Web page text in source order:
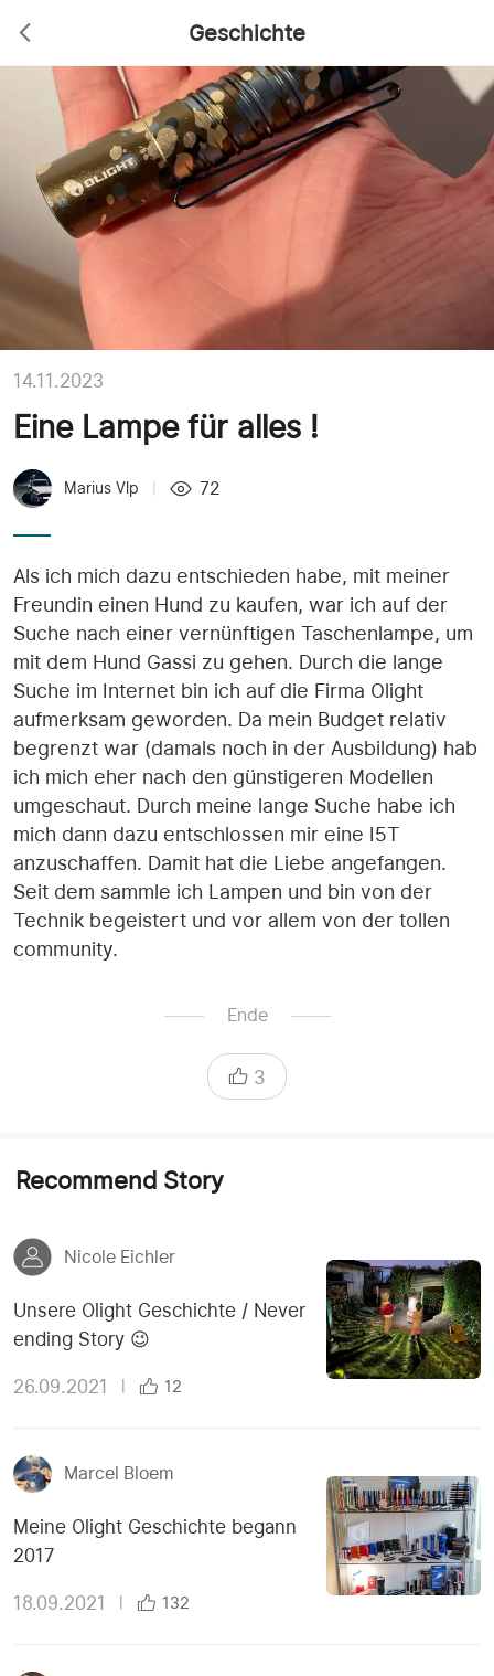
Geschichte
14.11.2023
Eine Lampe für alles !
Marius Vlp 72
Als ich mich dazu entschieden habe, mit meiner
Freundin einen Hund zu kaufen, war ich auf der
Suche nach einer vernünftigen Taschenlampe, um
mit dem Hund Gassi zu gehen. Durch die lange
Suche im Internet bin ich auf die Firma Olight
aufmerksam geworden. Da mein Budget relativ
begrenzt war (damals noch in der Ausbildung) hab
ich mich eher nach den günstigeren Modellen
umgeschaut. Durch meine lange Suche habe ich
mich dann dazu entschlossen mir eine I5T
anzuschaffen. Damit hat die Liebe angefangen.
Seit dem sammle ich Lampen und bin von der
Technik begeistert und vor allem von der tollen
community.
Ende
3
Recommend Story
Nicole Eichler
Unsere Olight Geschichte / Never
ending Story 😉
26.09.2021 | 12
Marcel Bloem
Meine Olight Geschichte begann
2017
18.09.2021 132